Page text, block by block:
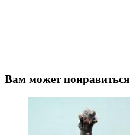
Вам может понравиться